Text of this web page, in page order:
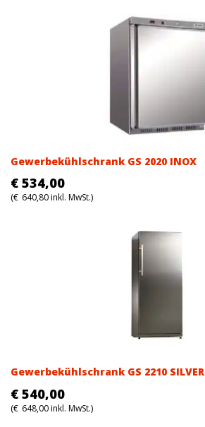
Gewerbekühlschrank GS 2020 INOX
€ 534,00
(€ 640,80inkl. MwSt.)
Gewerbekühlschrank GS 2210 SILVER
€ 540,00
(€ 648,00inkl. MwSt.)